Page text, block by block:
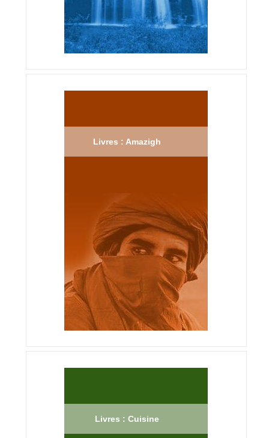
Livres : Amazigh
Livres : Cuisine